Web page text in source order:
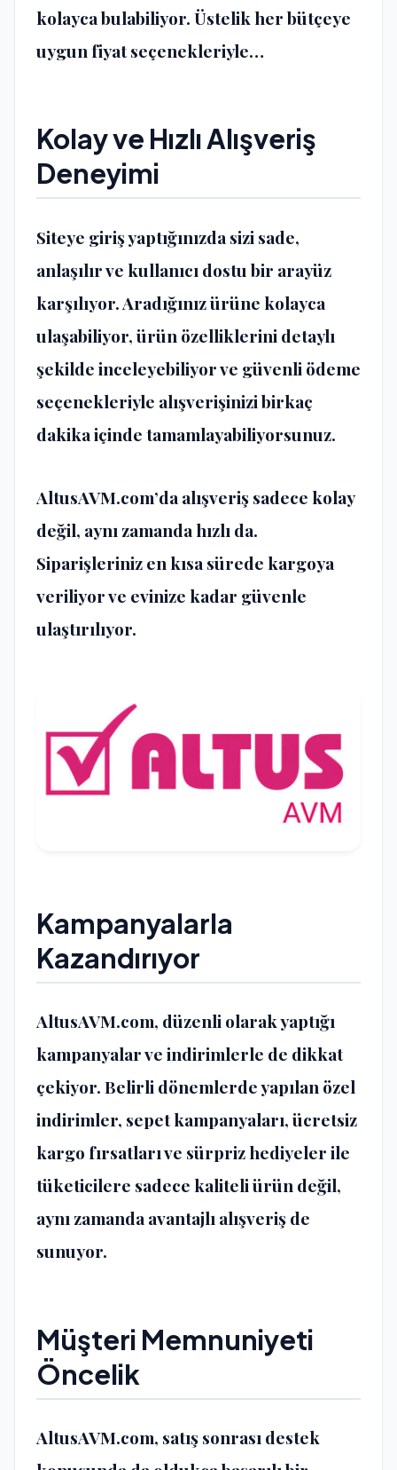
kolayca bulabiliyor. Üstelik her bütçeye
uygun fiyat seçenekleriyle…
Kolay ve Hızlı Alışveriş
Deneyimi
Siteye giriş yaptığınızda sizi sade,
anlaşılır ve kullanıcı dostu bir arayüz
karşılıyor. Aradığınız ürüne kolayca
ulaşabiliyor, ürün özelliklerini detaylı
şekilde inceleyebiliyor ve güvenli ödeme
seçenekleriyle alışverişinizi birkaç
dakika içinde tamamlayabiliyorsunuz.
AltusAVM.com’da alışveriş sadece kolay
değil, aynı zamanda hızlı da.
Siparişleriniz en kısa sürede kargoya
veriliyor ve evinize kadar güvenle
ulaştırılıyor.
Kampanyalarla
Kazandırıyor
AltusAVM.com, düzenli olarak yaptığı
kampanyalar ve indirimlerle de dikkat
çekiyor. Belirli dönemlerde yapılan özel
indirimler, sepet kampanyaları, ücretsiz
kargo fırsatları ve sürpriz hediyeler ile
tüketicilere sadece kaliteli ürün değil,
aynı zamanda avantajlı alışveriş de
sunuyor.
Müşteri Memnuniyeti
Öncelik
AltusAVM.com, satış sonrası destek